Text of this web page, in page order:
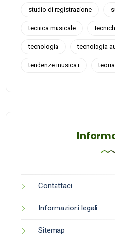
studio di registrazione
tecnica musicale
tecnologia tecnologia
tendenze musicali
Contattaci
Informazioni legali
Sitemap